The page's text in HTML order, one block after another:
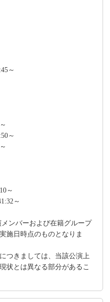
～
～
～
～
ンバーおよび在籍グループ
施日時点のものとなりま
つきましては、当該公演上
状とは異なる部分があるこ